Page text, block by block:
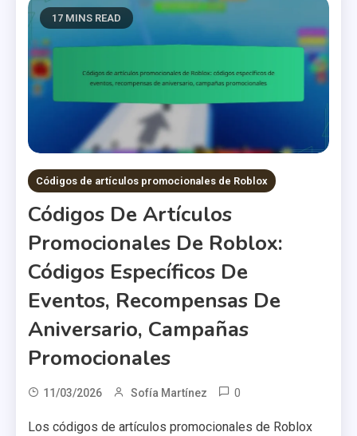
17 MINS READ
Códigos de artículos promocionales de Roblox
Códigos De Artículos
Promocionales De Roblox:
Códigos Específicos De
Eventos, Recompensas De
Aniversario, Campañas
Promocionales
11/03/2026 Sofía Martínez 0
Los códigos de artículos promocionales de Roblox